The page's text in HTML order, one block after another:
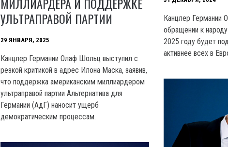
УЛЬТРАПРАВОЙ ПАРТИИ
29 ЯНВАРЯ, 2025
Канцлер Германии Олаф Шольц выступил с
резкой критикой в адрес Илона Маска, заявив,
что поддержка американским миллиардером
ультраправой партии Альтернатива для
Германии (АдГ) наносит ущерб
демократическим процессам.
Канцлер Германии
обращении к
2025 году будет
активнее всех в